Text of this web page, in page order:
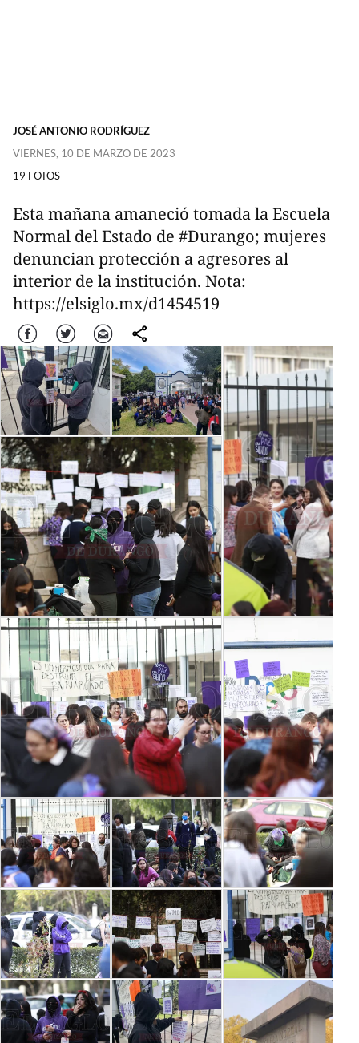
JOSÉ ANTONIO RODRÍGUEZ
VIERNES, 10 DE MARZO DE 2023
19 FOTOS
Esta mañana amaneció tomada la Escuela
Normal del Estado de #Durango; mujeres
denuncian protección a agresores al
interior de la institución. Nota:
https://elsiglo.mx/d1454519
Facebook Twitter Correo comparte